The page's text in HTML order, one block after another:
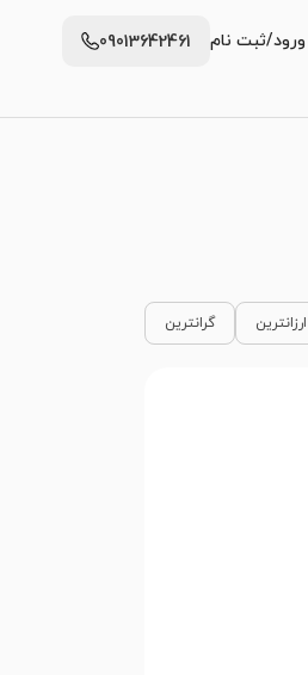
ورود/ثبت نام 09013642461
ارزانترین گرانترین